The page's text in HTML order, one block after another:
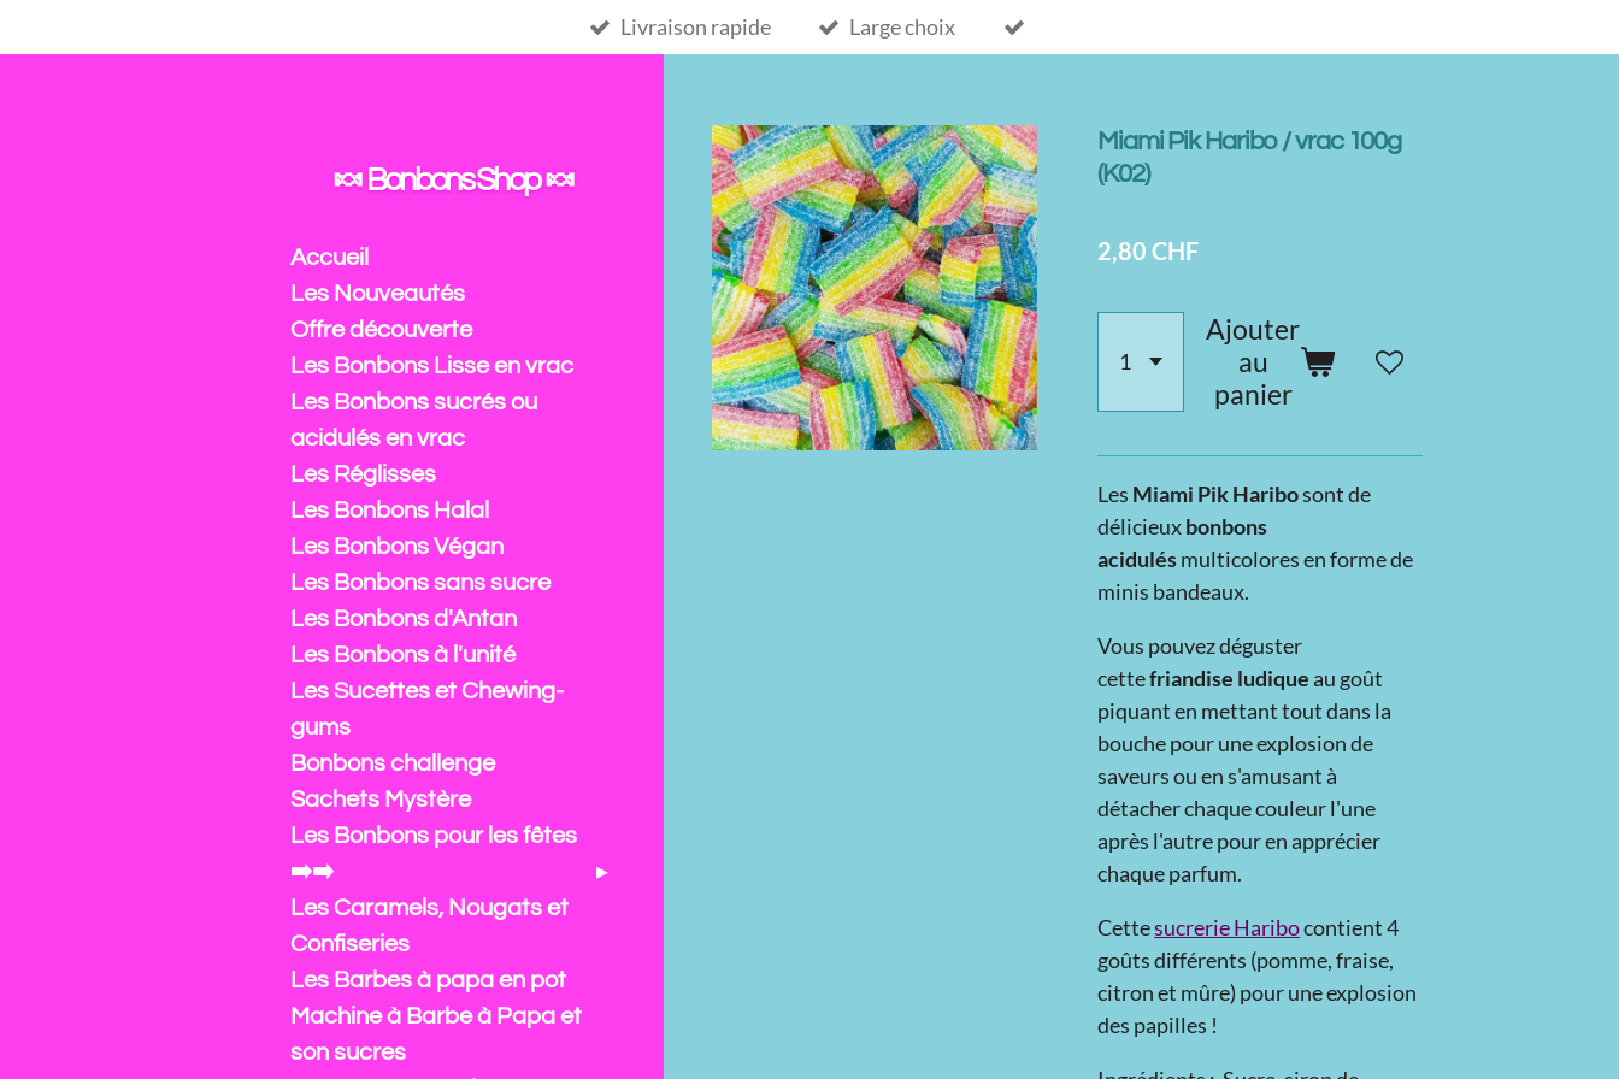
au
Livraison rapide Large choix
Miami Pik Haribo / vrac 100g
(K02)
2,80 CHF
Ajouter
au
panier
Les Miami Pik Haribosont de
délicieuxbonbons
acidulésmulticolores en forme de
minis bandeaux.
Vous pouvez déguster
cettefriandise ludique au goût
piquant en mettant tout dans la
bouche pour une explosion de
saveurs ou en s'amusant à
détacher chaque couleur l'une
après l'autre pour en apprécier
chaque parfum.
Cettesucrerie Haribocontient 4
goûts différents (pomme, fraise,
citron et mûre) pour une explosion
des papilles !
🍬 Bonbons Shop 🍬
Accueil
Les Nouveautés
Offre découverte
Les Bonbons Lisse en vrac
Les Bonbons sucrés ou
acidulés en vrac
Les Réglisses
Les Bonbons Halal
Les Bonbons Végan
Les Bonbons sans sucre
Les Bonbons d'Antan
Les Bonbons à l'unité
Les Sucettes et Chewing-
gums
Bonbons challenge
Sachets Mystère
Les Bonbons pour les fêtes
➡️➡️
Les Caramels, Nougats et
Confiseries
Les Barbes à papa en pot
Machine à Barbe à Papa et
son sucres